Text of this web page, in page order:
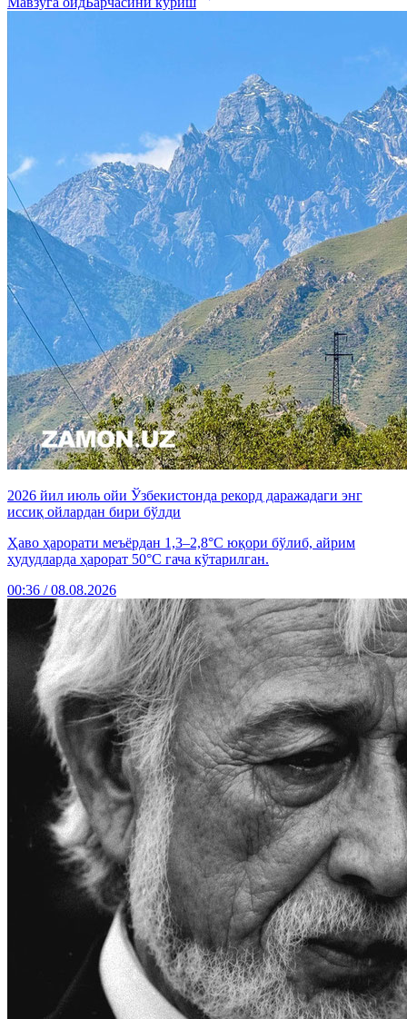
2026 йил июль ойи Ўзбекистонда рекорд даражадаги энг
иссиқ ойлардан бири бўлди
Ҳаво ҳарорати меъёрдан 1,3–2,8°C юқори бўлиб, айрим
ҳудудларда ҳарорат 50°C гача кўтарилган.
00:36 / 08.08.2026